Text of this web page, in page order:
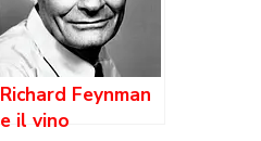
Richard Feynman
e il vino